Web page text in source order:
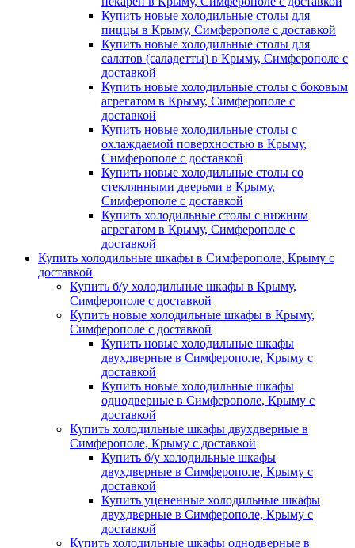
Купить новые холодильные столы для
пиццы в Крыму, Симферополе с доставкой
Купить новые холодильные столы для
салатов (саладетты) в Крыму, Симферополе с
доставкой
Купить новые холодильные столы с боковым
агрегатом в Крыму, Симферополе с
доставкой
Купить новые холодильные столы с
охлаждаемой поверхностью в Крыму,
Симферополе с доставкой
Купить новые холодильные столы со
стеклянными дверьми в Крыму,
Симферополе с доставкой
Купить холодильные столы с нижним
агрегатом в Крыму, Симферополе с
доставкой
Купить холодильные шкафы в Симферополе, Крыму с
доставкой
Купить б/у холодильные шкафы в Крыму,
Симферополе с доставкой
Купить новые холодильные шкафы в Крыму,
Симферополе с доставкой
Купить новые холодильные шкафы
двухдверные в Симферополе, Крыму с
доставкой
Купить новые холодильные шкафы
однодверные в Симферополе, Крыму с
доставкой
Купить холодильные шкафы двухдверные в
Симферополе, Крыму с доставкой
Купить б/у холодильные шкафы
двухдверные в Симферополе, Крыму с
доставкой
Купить уцененные холодильные шкафы
двухдверные в Симферополе, Крыму с
доставкой
Купить холодильные шкафы однодверные в